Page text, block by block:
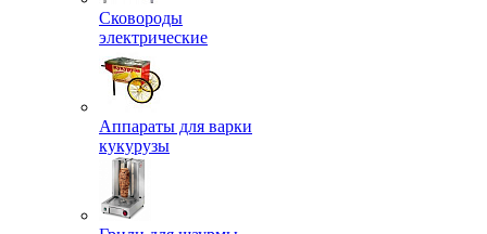
Сковороды
электрические
Аппараты для варки
кукурузы